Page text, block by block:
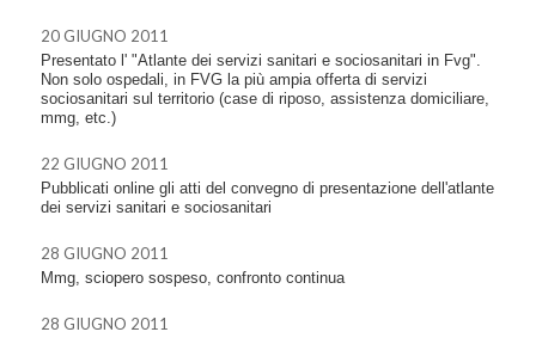
20 GIUGNO 2011
Presentato l' "Atlante dei servizi sanitari e sociosanitari in Fvg".
Non solo ospedali, in FVG la più ampia offerta di servizi
sociosanitari sul territorio (case di riposo, assistenza domiciliare,
mmg, etc.)
22 GIUGNO 2011
Pubblicati online gli atti del convegno di presentazione dell'atlante
dei servizi sanitari e sociosanitari
28 GIUGNO 2011
Mmg, sciopero sospeso, confronto continua
28 GIUGNO 2011